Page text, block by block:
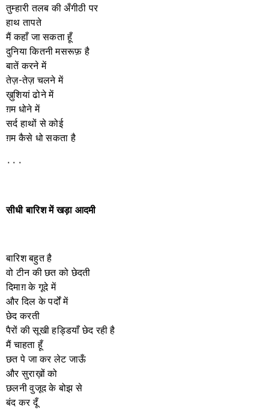
तुम्हारी तलब की अँगीठी पर
हाथ तापते
मैं कहाँ जा सकता हूँ
दुनिया कितनी मसरूफ़ है
बातें करने में
तेज़-तेज़ चलने में
ख़ुशियां ढोने में
ग़म धोने में
सर्द हाथों से कोई
ग़म कैसे धो सकता है
٠٠٠
सीधी बारिश में खड़ा आदमी
बारिश बहुत है
वो टीन की छत को छेदती
दिमाग़ के गूदे में
और दिल के पर्दों में
छेद करती
पैरों की सूखी हड्डियाँ छेद रही है
मैं चाहता हूँ
छत पे जा कर लेट जाऊँ
और सुराख़ों को
छलनी वुजूद के बोझ से
बंद कर दूँ